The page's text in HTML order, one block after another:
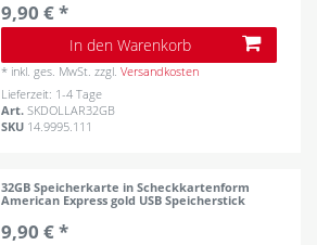
9,90 € *
In den Warenkorb
* inkl. ges. MwSt. zzgl.Versandkosten
Lieferzeit: 1-4 Tage
Art.SKDOLLAR32GB
SKU 14.9995.111
32GB Speicherkarte in Scheckkartenform
American Express gold USB Speicherstick
9,90 € *